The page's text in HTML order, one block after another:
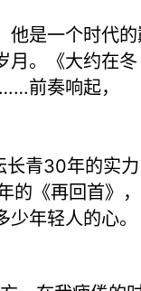
他是一个时代
月。《大约在冬
前奏响起，
长青30年的实力
《再回首》，
年轻人的心。